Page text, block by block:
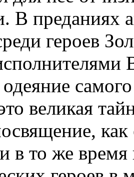
В преданиях
героев
великая
в то же